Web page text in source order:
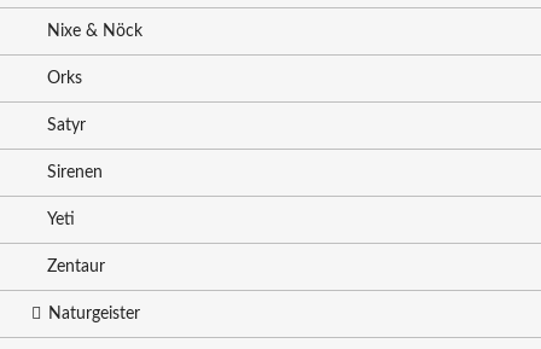
Nixe & Nöck
Orks
Satyr
Sirenen
Yeti
Zentaur
Naturgeister